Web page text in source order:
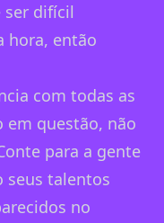
ser difícil
hora, então
com todas as
em questão, não
para a gente
seus talentos
no